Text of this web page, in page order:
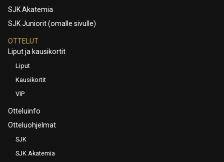
SJK Akatemia
SJK Juniorit (omalle sivulle)
OTTELUT
Liput ja kausikortit
Liput
Kausikortit
VIP
Otteluinfo
Otteluohjelmat
SJK
SJK Akatemia